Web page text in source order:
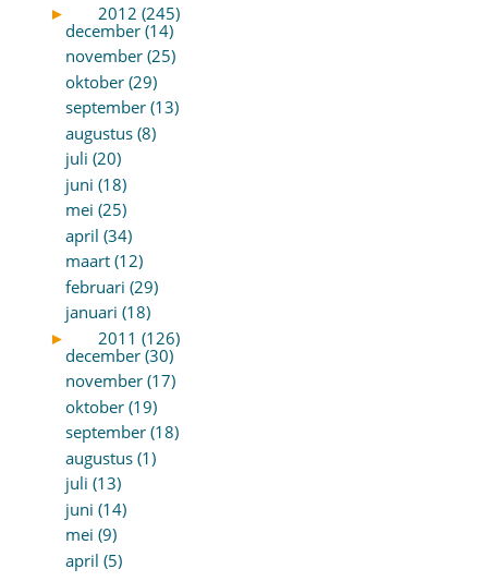
►
2012 (245)
december (14)
november (25)
oktober (29)
september (13)
augustus (8)
juli (20)
juni (18)
mei (25)
april (34)
maart (12)
februari (29)
januari (18)
►
2011 (126)
december (30)
november (17)
oktober (19)
september (18)
augustus (1)
juli (13)
juni (14)
mei (9)
april (5)